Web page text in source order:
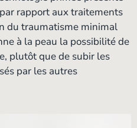
rapport aux traitements
du traumatisme minimal
à la peau la possibilité de
plutôt que de subir les
par les autres